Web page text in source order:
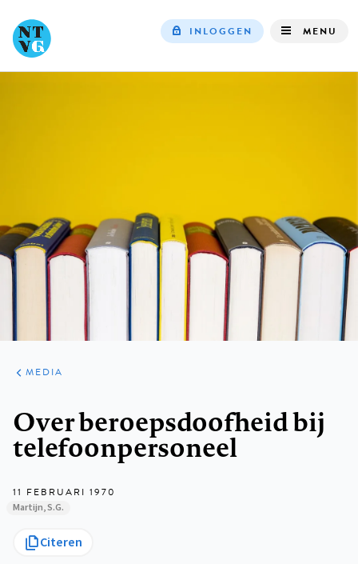
INLOGGEN MENU
ARTIKELEN
VARIA
MEDIA
Over beroepsdoofheid bij
telefoonpersoneel
11 FEBRUARI 1970
Martijn, S.G.
Citeren